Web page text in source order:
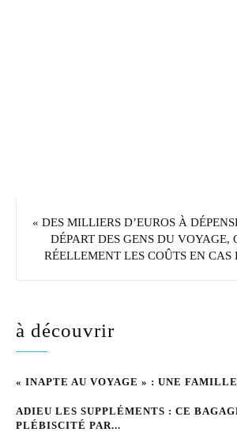
« DES MILLIERS D’EUROS À
DÉPART DES GENS DU VOYAGE,
RÉELLEMENT LES COÛTS EN CAS
à découvrir
« INAPTE AU VOYAGE » : UNE
ADIEU LES SUPPLÉMENTS : CE
PLÉBISCITÉ PAR...